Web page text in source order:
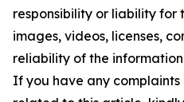
responsibility or liability for
images, videos, licenses,
reliability of the
If you have any complaints